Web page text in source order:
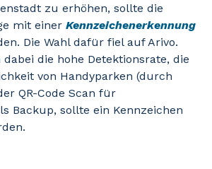
zu erhöhen, sollte die
mit einer Kennzeichenerkennung
Die Wahl dafür fiel auf Arivo.
die hohe Detektionsrate, die
von Handyparken (durch
QR-Code Scan für
Backup, sollte ein Kennzeichen